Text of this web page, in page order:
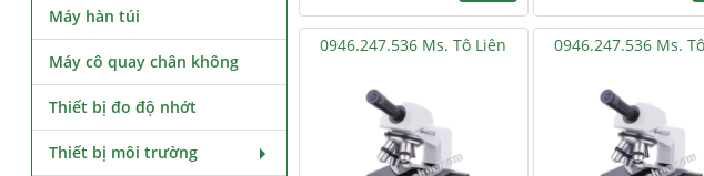
0946.247.536 Ms. Tô Liên 0946.247.536 Ms.
Máy hàn túi
Máy cô quay chân không
Thiết bị đo độ nhớt
Thiết bị môi trường